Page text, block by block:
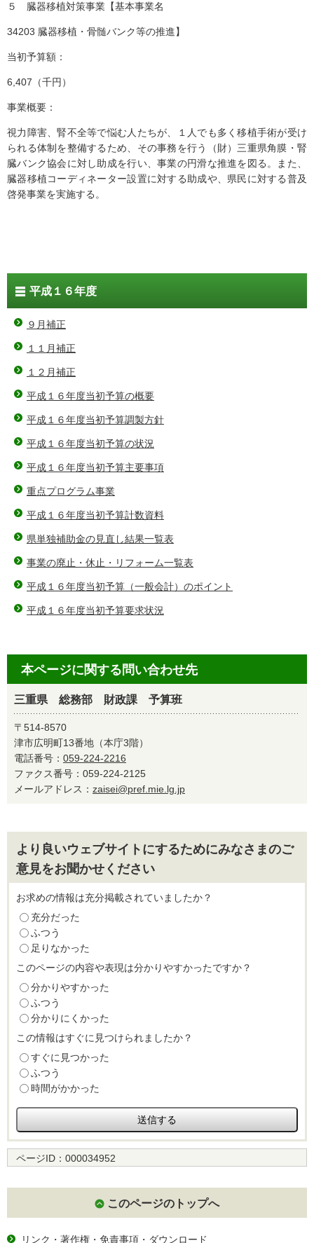
５ 臓器移植対策事業【基本事業名
34203 臓器移植・骨髄バンク等の推進】
当初予算額：
6,407（千円）
事業概要：
視力障害、腎不全等で悩む人たちが、１人でも多く移植手術が受け
られる体制を整備するため、その事務を行う（財）三重県角膜・腎
臓バンク協会に対し助成を行い、事業の円滑な推進を図る。また、
臓器移植コーディネーター設置に対する助成や、県民に対する普及
啓発事業を実施する。
平成１６年度
９月補正
１１月補正
１２月補正
平成１６年度当初予算の概要
平成１６年度当初予算調製方針
平成１６年度当初予算の状況
平成１６年度当初予算主要事項
重点プログラム事業
平成１６年度当初予算計数資料
県単独補助金の見直し結果一覧表
事業の廃止・休止・リフォーム一覧表
平成１６年度当初予算（一般会計）のポイント
平成１６年度当初予算要求状況
本ページに関する問い合わせ先
三重県 総務部 財政課 予算班
〒514-8570
津市広明町13番地（本庁3階）
電話番号： 059-224-2216
ファクス番号：059-224-2125
メールアドレス： zaisei@pref.mie.lg.jp
より良いウェブサイトにするためにみなさまのご
意見をお聞かせください
お求めの情報は充分掲載されていましたか？
充分だった
ふつう
足りなかった
このページの内容や表現は分かりやすかったですか？
分かりやすかった
ふつう
分かりにくかった
この情報はすぐに見つけられましたか？
すぐに見つかった
ふつう
時間がかかった
ページID： 000034952
このページのトップへ
リンク・著作権・免責事項・ダウンロード